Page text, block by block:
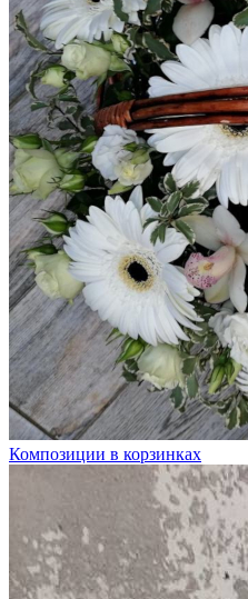
Композиции в корзинках